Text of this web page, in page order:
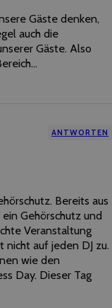
Gäste denken,
auch die
Gäste. Also
ANTWORTEN
Bereits aus
Gehörschutz und
Veranstaltung
auf jeden DJ zu.
wie den
Day. Dieser Tag